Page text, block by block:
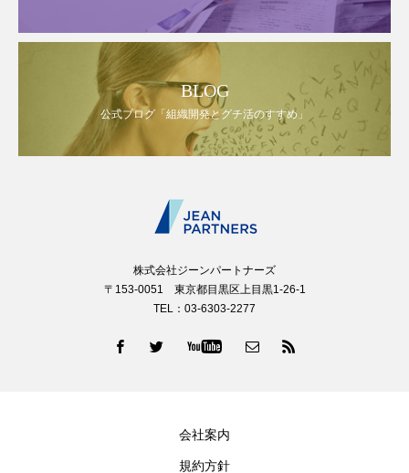
BLOG
公式ブログ「組織開発とグチ活のすすめ」
株式会社ジーンパートナーズ
〒153-0051 東京都目黒区上目黒1-26-1
TEL：03-6303-2277
会社案内
規約方針